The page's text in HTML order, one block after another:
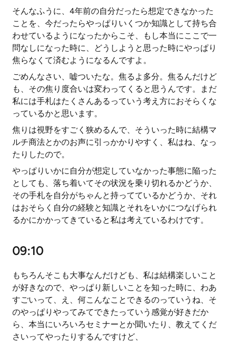
そんなふうに、4年前の自分だったら想定できなかった
ことを、今だったらやっぱりいくつか知識として持ち合
わせているようになったからこそ、もし本当にここで一
問なしになった時に、どうしようと思った時にやっぱり
焦らなくて済むようになるんですよ。
ごめんなさい、嘘ついたな。焦るよ多分。焦るんだけど
も、その焦り度合いは変わってくると思うんです。まだ
私には手札はたくさんあるっていう考え方におそらくな
っているかと思います。
焦りは視野をすごく狭めるんで、そういった時に結構マ
ルチ商法とかのお声に引っかかりやすく、私はね、なっ
たりしたので。
やっぱりいかに自分が想定していなかった事態に陥った
としても、落ち着いてその状況を乗り切れるかどうか、
その手札を自分がちゃんと持ってているかどうか、それ
はおそらく自分の経験と知識とそれをいかにつなげられ
るかにかかってきていると私は考えているわけです。
09:10
もちろんそこも大事なんだけども、私は結構楽しいこと
が好きなので、やっぱり新しいことを知った時に、わあ
すごいって、え、何こんなことできるのっていうね、そ
のやっぱりやってみてできたっていう感覚が好きだか
ら、本当にいろいろセミナーとか聞いたり、教えてくだ
さいってやったりするんですけど、